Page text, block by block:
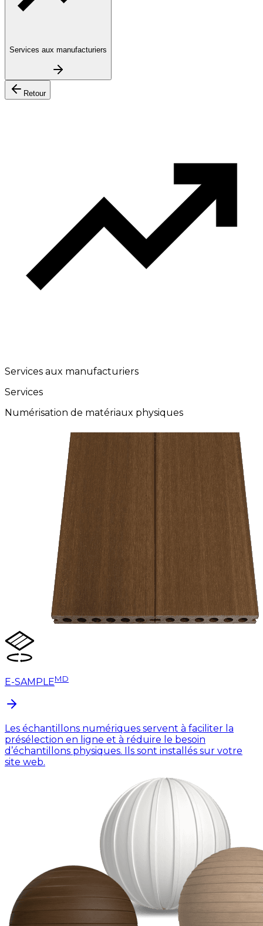
Services aux manufacturiers
Retour
Services aux manufacturiers
Services
Numérisation de matériaux physiques
E-SAMPLEMD
Les échantillons numériques servent à faciliter la
présélection en ligne et à réduire le besoin
d’échantillons physiques. Ils sont installés sur votre
site web.